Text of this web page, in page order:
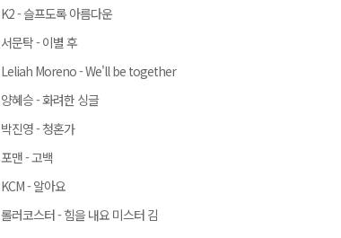
K2 - 슬프도록 아름다운
서문탁 - 이별 후
Leliah Moreno - We'll be together
양혜승 - 화려한 싱글
박진영 - 청혼가
포맨 - 고백
KCM - 알아요
롤러코스터 - 힘을 내요 미스터 김